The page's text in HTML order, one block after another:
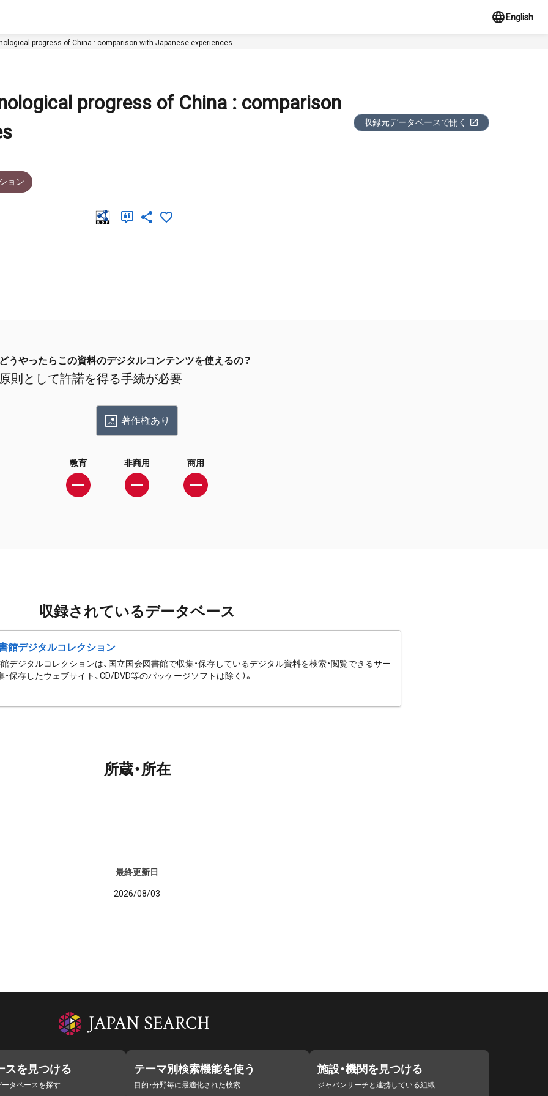
English
progress of China : comparison with Japanese experiences
progress of China : comparison
収録元データベースで開く
ョン
どうやったらこの資料のデジタルコンテンツを使えるの？
原則として許諾を得る手続が必要
著作権あり
教育 非商用 商用
収録されているデータベース
館デジタルコレクション
デジタルコレクションは、国立国会図書館で収集・保存しているデジタル資料を検索・閲覧できるサー
・保存したウェブサイト、CD/DVD等のパッケージソフトは除く）。
所蔵・所在
最終更新日
2026/08/03
スを見つける
タベースを探す
テーマ別検索機能を使う
目的・分野毎に最適化された検索
施設・機関を見つける
ジャパンサーチと連携している組織